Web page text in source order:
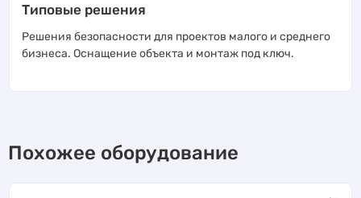
Типовые решения
Решения безопасности для проектов малого и среднего
бизнеса. Оснащение объекта и монтаж под ключ.
Похожее оборудование